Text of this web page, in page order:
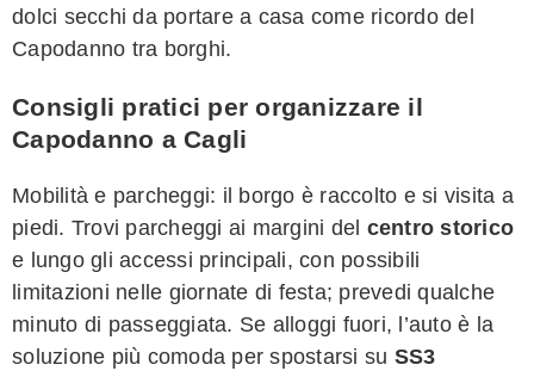
dolci secchi da portare a casa come ricordo del
Capodanno tra borghi.
Consigli pratici per organizzare il
Capodanno a Cagli
Mobilità e parcheggi: il borgo è raccolto e si visita a
piedi. Trovi parcheggi ai margini del centro storico
e lungo gli accessi principali, con possibili
limitazioni nelle giornate di festa; prevedi qualche
minuto di passeggiata. Se alloggi fuori, l’auto è la
soluzione più comoda per spostarsi su SS3